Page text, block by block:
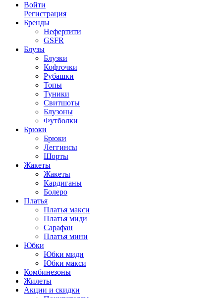
Войти
Регистрация
Бренды
Нефертити
GSFR
Блузы
Блузки
Кофточки
Рубашки
Топы
Туники
Свитшоты
Блузоны
Футболки
Брюки
Брюки
Леггинсы
Шорты
Жакеты
Жакеты
Кардиганы
Болеро
Платья
Платья макси
Платья миди
Сарафан
Платья мини
Юбки
Юбки миди
Юбки макси
Комбинезоны
Жилеты
Акции и скидки